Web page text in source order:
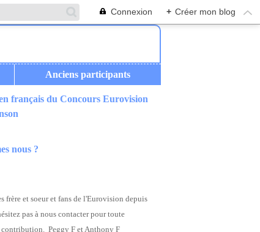
Connexion + Créer mon blog
Anciens participants
français du Concours Eurovision
nous ?
frère et soeur et fans de l'Eurovision depuis
pas à nous contacter pour toute
contribution. Peggy F et Anthony F